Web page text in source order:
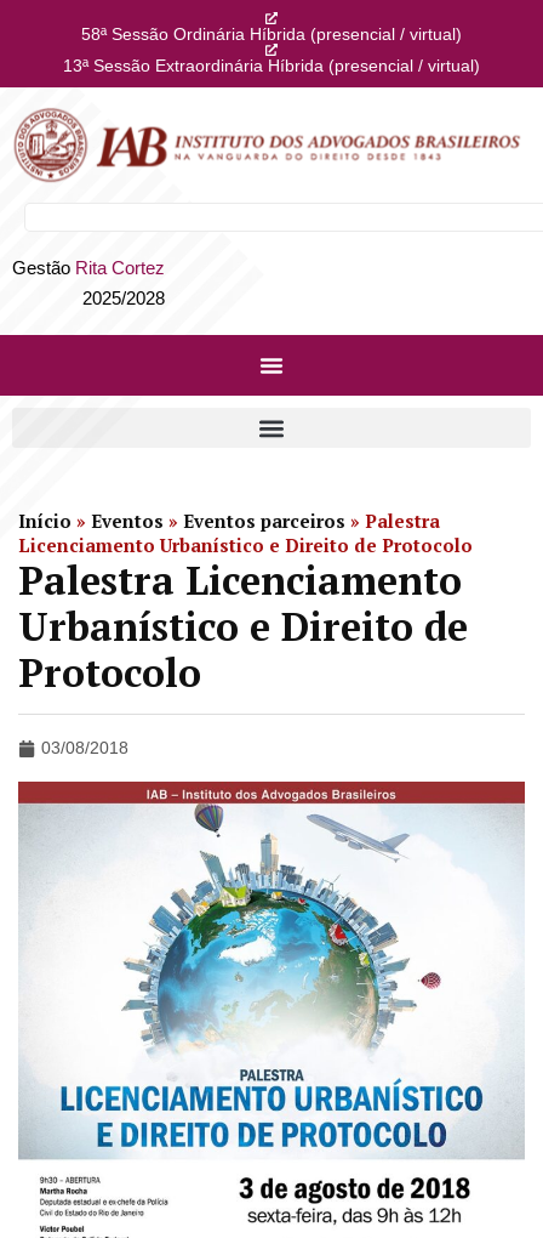
58ª Sessão Ordinária Híbrida (presencial / virtual)
13ª Sessão Extraordinária Híbrida (presencial / virtual)
Gestão Rita Cortez
2025/2028
Início » Eventos » Eventos parceiros » Palestra
Licenciamento Urbanístico e Direito de Protocolo
Palestra Licenciamento
Urbanístico e Direito de
Protocolo
03/08/2018